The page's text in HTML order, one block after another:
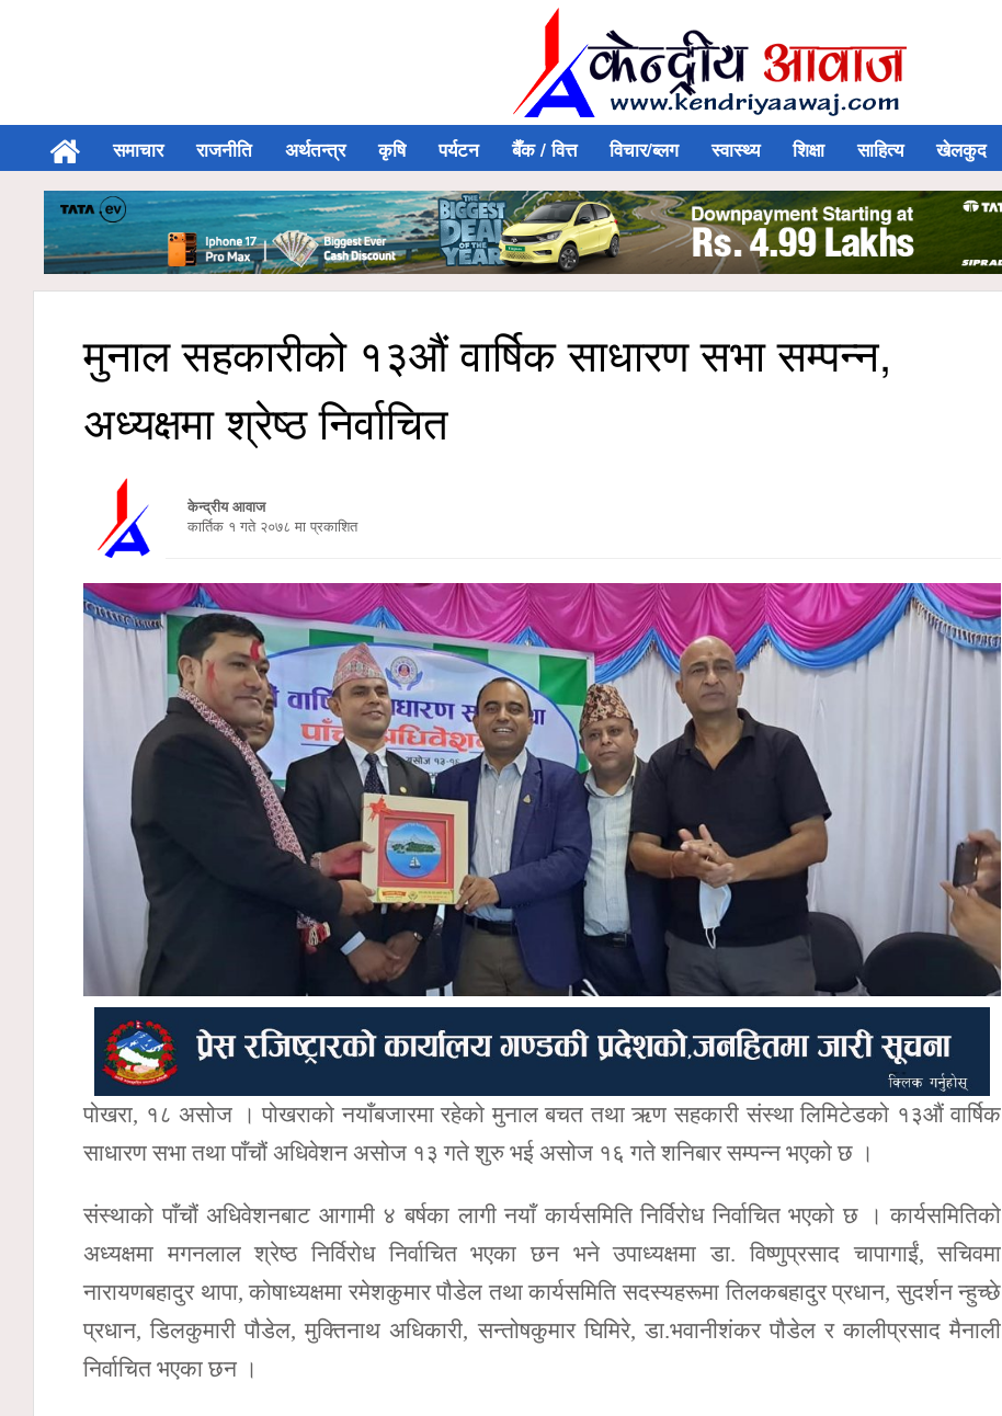
समाचार राजनीति अर्थतन्त्र कृषि पर्यटन बैँक / वित्त विचार/ब्लग स्वास्थ्य शिक्षा साहित्य खेलकुद
मुनाल सहकारीको १३औं वार्षिक साधारण सभा सम्पन्न,
अध्यक्षमा श्रेष्ठ निर्वाचित
केन्द्रीय आवाज
कार्तिक १ गते २०७८ मा प्रकाशित
पोखरा, १८ असोज । पोखराको नयाँबजारमा रहेको मुनाल बचत तथा ऋण सहकारी संस्था लिमिटेडको १३औं वार्षिक
साधारण सभा तथा पाँचौं अधिवेशन असोज १३ गते शुरु भई असोज १६ गते शनिबार सम्पन्न भएको छ ।
संस्थाको पाँचौं अधिवेशनबाट आगामी ४ बर्षका लागी नयाँ कार्यसमिति निर्विरोध निर्वाचित भएको छ । कार्यसमितिको
अध्यक्षमा मगनलाल श्रेष्ठ निर्विरोध निर्वाचित भएका छन भने उपाध्यक्षमा डा. विष्णुप्रसाद चापागाईं, सचिवमा
नारायणबहादुर थापा, कोषाध्यक्षमा रमेशकुमार पौडेल तथा कार्यसमिति सदस्यहरूमा तिलकबहादुर प्रधान, सुदर्शन न्हुच्छे
प्रधान, डिलकुमारी पौडेल, मुक्तिनाथ अधिकारी, सन्तोषकुमार घिमिरे, डा.भवानीशंकर पौडेल र कालीप्रसाद मैनाली
निर्वाचित भएका छन ।